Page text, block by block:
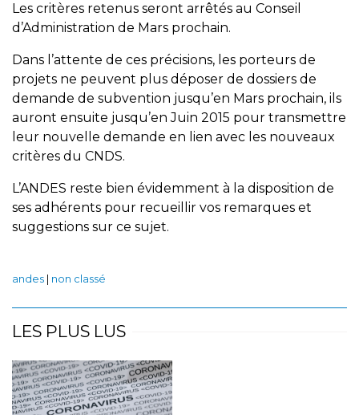
Les critères retenus seront arrêtés au Conseil
d’Administration de Mars prochain.
Dans l’attente de ces précisions, les porteurs de
projets ne peuvent plus déposer de dossiers de
demande de subvention jusqu’en Mars prochain, ils
auront ensuite jusqu’en Juin 2015 pour transmettre
leur nouvelle demande en lien avec les nouveaux
critères du CNDS.
L’ANDES reste bien évidemment à la disposition de
ses adhérents pour recueillir vos remarques et
suggestions sur ce sujet.
andes non classé
LES PLUS LUS